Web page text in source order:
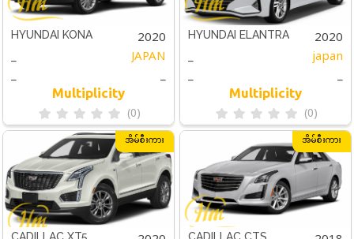
HYUNDAI KONA 2020
_ JAPAN
_ _
Multiplicity
(0)
HYUNDAI ELANTRA 2020
_ japan
_ _
Multiplicity
(0)
အိမ်စီးကား အိမ်စီးကား